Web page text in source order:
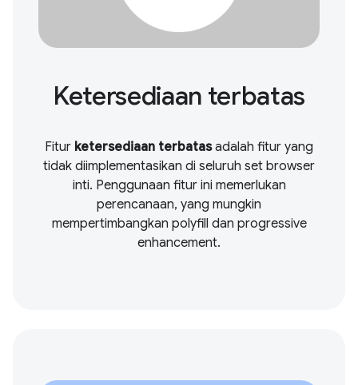
Ketersediaan terbatas
Fitur ketersediaan terbatasadalah fitur yang
tidak diimplementasikan di seluruh set browser
inti. Penggunaan fitur ini memerlukan
perencanaan, yang mungkin
mempertimbangkan polyfill dan progressive
enhancement.